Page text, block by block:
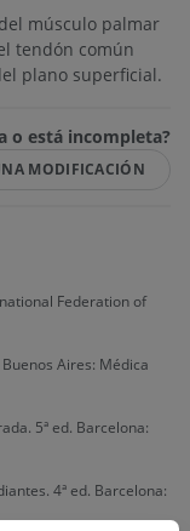
músculo palmar
tendón común
plano superficial.
o está incompleta?
MODIFICACIÓN
Federation of
Aires: Médica
5ª ed. Barcelona:
4ª ed. Barcelona: